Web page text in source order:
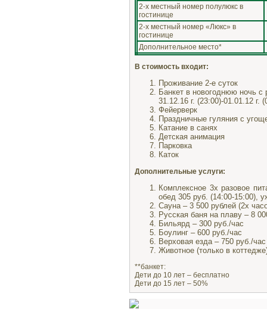
2-х местный номер полулюкс в
гостинице
2-х местный номер «Люкс» в
гостинице
Дополнительное место*
В стоимость входит:
Проживание 2-е суток
Банкет в новогоднюю ночь с
31.12.16 г. (23:00)-01.01.12 г.
Фейерверк
Праздничные гуляния с
Катание в санях
Детская анимация
Парковка
Каток
Дополнительные услуги:
Комплексное 3х разовое
обед 305 руб. (14:00-15:00),
Сауна – 3 500 рублей (2х
Русская баня на плаву – 8
Бильярд – 300 руб./час
Боулинг – 600 руб./час
Верховая езда – 750 руб./час
Животное (только в
**банкет:
Дети до 10 лет – бесплатно
Дети до 15 лет – 50%